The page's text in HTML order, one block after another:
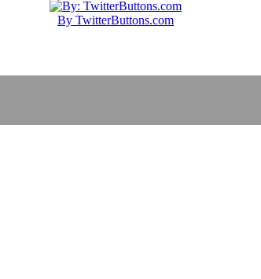
By TwitterButtons.com